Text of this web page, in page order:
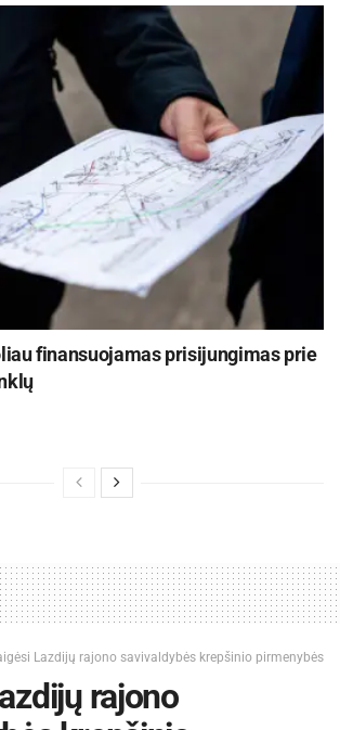
finansuojamas prisijungimas prie
Lazdijų rajono savivaldybės krepšinio pirmenybės
rajono